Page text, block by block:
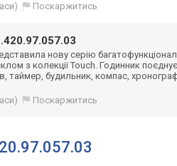
Поскаржитись
нову серію
з колекції Touch. Годинник поєднує
таймер, будильник, компас,
Поскаржитись